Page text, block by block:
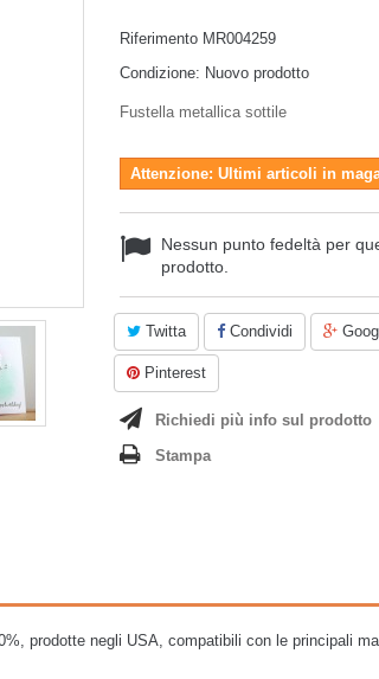
Riferimento MR004259
Condizione: Nuovo prodotto
Fustella metallica sottile
Attenzione: Ultimi articoli in
Nessun punto fedeltà per
prodotto.
Twitta Condividi
Pinterest
Richiedi più info sul prodotto
Stampa
prodotte negli USA, compatibili con le principali